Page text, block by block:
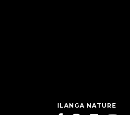
ILANGA NATURE